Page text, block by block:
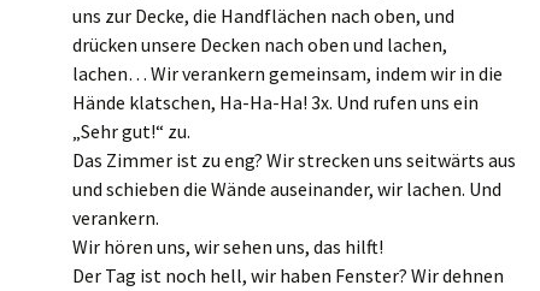
uns zur Decke, die Handflächen nach oben, und
drücken unsere Decken nach oben und lachen,
lachen… Wir verankern gemeinsam, indem wir in die
Hände klatschen, Ha-Ha-Ha! 3x. Und rufen uns ein
„Sehr gut!“ zu.
Das Zimmer ist zu eng? Wir strecken uns seitwärts aus
und schieben die Wände auseinander, wir lachen. Und
verankern.
Wir hören uns, wir sehen uns, das hilft!
Der Tag ist noch hell, wir haben Fenster? Wir dehnen